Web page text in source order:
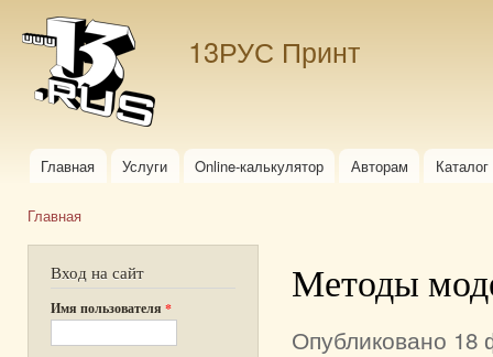
13РУС Принт
Главное меню
Главная Услуги Online-калькулятор Авторам
Главная
Вход на сайт
Имя пользователя *
Методы
Опубликовано 18